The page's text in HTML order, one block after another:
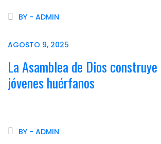
BY - ADMIN
AGOSTO 9, 2025
La Asamblea de Dios
jóvenes huérfanos
BY - ADMIN